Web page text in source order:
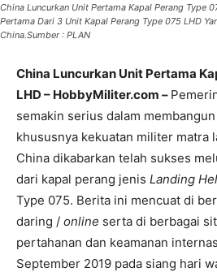
China Luncurkan Unit Pertama Kapal Perang Type
Pertama Dari 3 Unit Kapal Perang Type 075 LHD
China.Sumber : PLAN
China Luncurkan Unit Pertama
LHD – HobbyMiliter.com –
semakin serius dalam
khususnya kekuatan militer matra
China dikabarkan telah sukses
dari kapal perang jenis Landing
Type 075. Berita ini mencuat di
daring / online serta di berbagai
pertahanan dan keamanan
September 2019 pada siang hari